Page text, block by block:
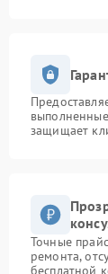
защищает
Точные
ремонта,
бесплатной